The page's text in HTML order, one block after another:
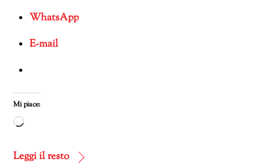
WhatsApp
E-mail
Mi piace:
Caricamento
corso…
Leggi il resto